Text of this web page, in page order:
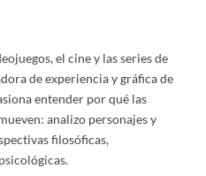
el cine y las series de
de experiencia y gráfica de
entender por qué las
analizo personajes y
filosóficas,